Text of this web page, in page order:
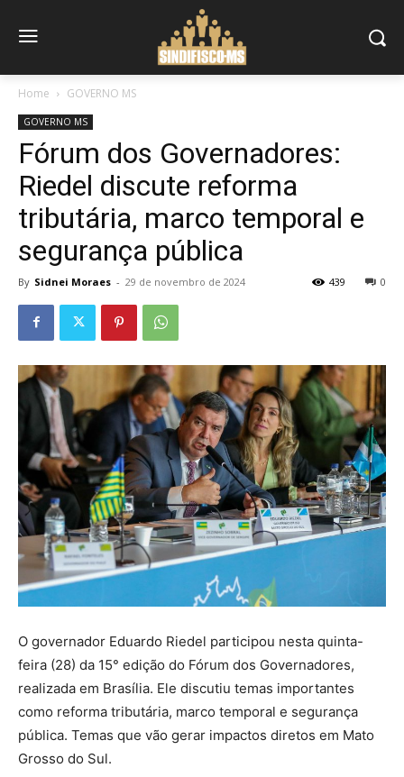
Home GOVERNO MS
GOVERNO MS
Fórum dos Governadores:
Riedel discute reforma
tributária, marco temporal e
segurança pública
By Sidnei Moraes - 29 de novembro de 2024 0
439
O governador Eduardo Riedel participou nesta quinta-
feira (28) da 15° edição do Fórum dos Governadores,
realizada em Brasília. Ele discutiu temas importantes
como reforma tributária, marco temporal e segurança
pública. Temas que vão gerar impactos diretos em Mato
Grosso do Sul.